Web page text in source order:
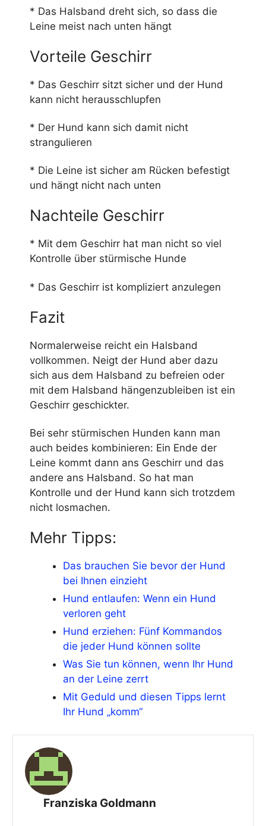
* Das Halsband dreht sich, so dass die
Leine meist nach unten hängt
Vorteile Geschirr
* Das Geschirr sitzt sicher und der Hund
kann nicht herausschlupfen
* Der Hund kann sich damit nicht
strangulieren
* Die Leine ist sicher am Rücken befestigt
und hängt nicht nach unten
Nachteile Geschirr
* Mit dem Geschirr hat man nicht so viel
Kontrolle über stürmische Hunde
* Das Geschirr ist kompliziert anzulegen
Fazit
Normalerweise reicht ein Halsband
vollkommen. Neigt der Hund aber dazu
sich aus dem Halsband zu befreien oder
mit dem Halsband hängenzubleiben ist ein
Geschirr geschickter.
Bei sehr stürmischen Hunden kann man
auch beides kombinieren: Ein Ende der
Leine kommt dann ans Geschirr und das
andere ans Halsband. So hat man
Kontrolle und der Hund kann sich trotzdem
nicht losmachen.
Mehr Tipps:
Das brauchen Sie bevor der Hund
bei Ihnen einzieht
Hund entlaufen: Wenn ein Hund
verloren geht
Hund erziehen: Fünf Kommandos
die jeder Hund können sollte
Was Sie tun können, wenn Ihr Hund
an der Leine zerrt
Mit Geduld und diesen Tipps lernt
Ihr Hund „komm“
Franziska Goldmann